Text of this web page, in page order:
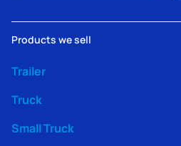
Products we sell
Trailer
Truck
Small Truck